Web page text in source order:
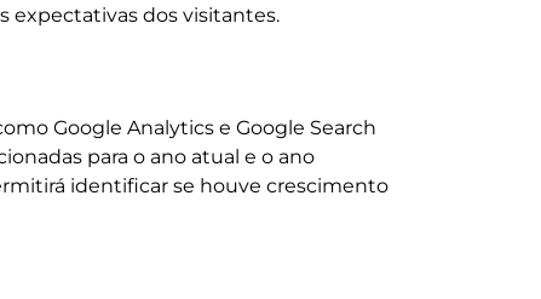
expectativas dos visitantes.
Google Analytics e Google Search
para o ano atual e o ano
identificar se houve crescimento